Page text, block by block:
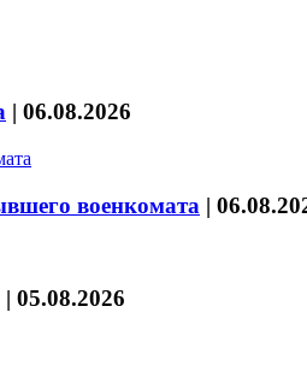
| 06.08.2026
военкомата |
| 05.08.2026